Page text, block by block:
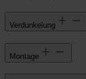
Verdunkelung
Montage